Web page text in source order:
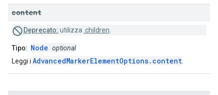
content
Deprecato: utilizza .children.
Tipo: Node optional
Leggi i AdvancedMarkerElementOptions.content.